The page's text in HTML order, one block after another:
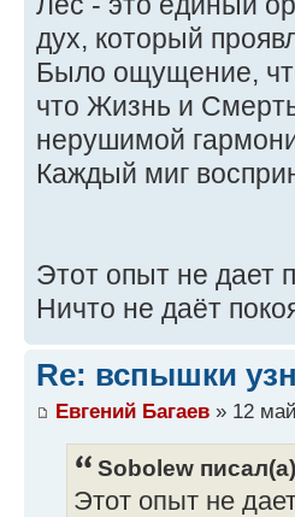
дух, который
Было ощущение,
что Жизнь и
нерушимой
Каждый миг
Этот опыт не дает
Ничто не даёт
Re: вспышки
Евгений Багаев » 12
Sobolew
Этот опыт не